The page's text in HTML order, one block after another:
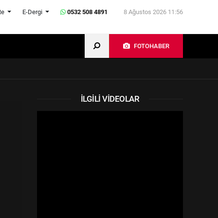
E-Dergi 0532 508 4891 8 Ağustos 2026 11:56
FOTOHABER
İLGILI VIDEOLAR